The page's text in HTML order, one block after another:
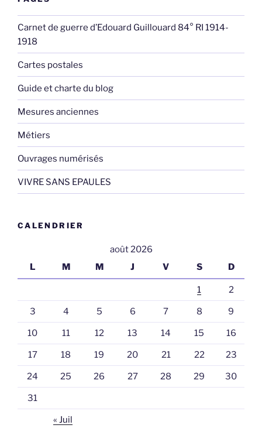
Carnet de guerre d’Edouard Guillouard 84° RI 1914-
1918
Cartes postales
Guide et charte du blog
Mesures anciennes
Métiers
Ouvrages numérisés
VIVRE SANS EPAULES
CALENDRIER
août 2026
L
M M J V S D
1 2
3 4 5 6 7 8 9
10 11 12 13 14 15 16
17 18 19 20 21 22 23
24 25 26 27 28 29 30
31
« Juil